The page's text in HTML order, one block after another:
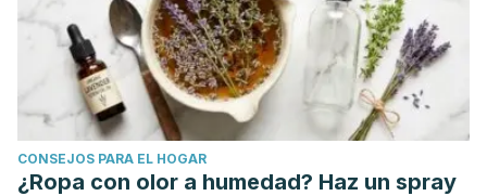
Education.
CONSEJOS PARA EL HOGAR
¿Ropa con olor a humedad? Haz un spray